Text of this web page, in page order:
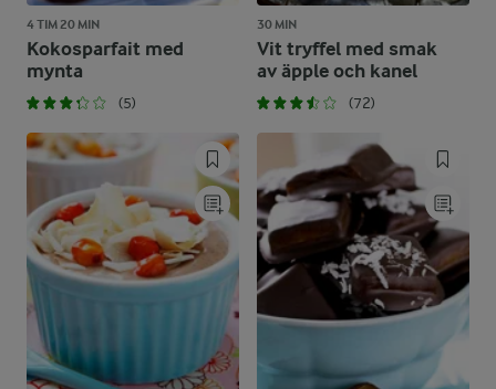
4 TIM 20 MIN
Kokosparfait med
mynta
(5)
30 MIN
Vit tryffel med smak
av äpple och kanel
(72)